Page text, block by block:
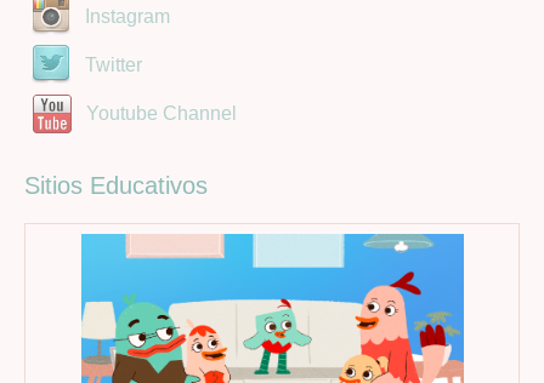
Instagram
Twitter
Youtube Channel
Sitios Educativos